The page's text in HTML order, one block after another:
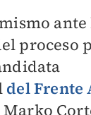
ante
proceso
del Frente
Marko